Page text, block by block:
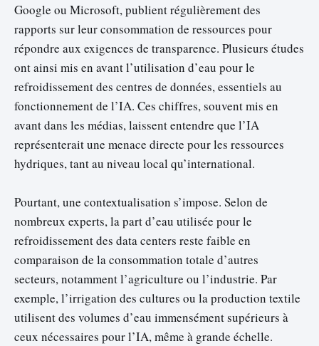
Google ou Microsoft, publient régulièrement des
rapports sur leur consommation de ressources pour
répondre aux exigences de transparence. Plusieurs études
ont ainsi mis en avant l’utilisation d’eau pour le
refroidissement des centres de données, essentiels au
fonctionnement de l’IA. Ces chiffres, souvent mis en
avant dans les médias, laissent entendre que l’IA
représenterait une menace directe pour les ressources
hydriques, tant au niveau local qu’international.
Pourtant, une contextualisation s’impose. Selon de
nombreux experts, la part d’eau utilisée pour le
refroidissement des data centers reste faible en
comparaison de la consommation totale d’autres
secteurs, notamment l’agriculture ou l’industrie. Par
exemple, l’irrigation des cultures ou la production textile
utilisent des volumes d’eau immensément supérieurs à
ceux nécessaires pour l’IA, même à grande échelle.